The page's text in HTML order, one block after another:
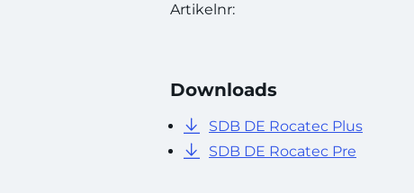
Artikelnr:
Downloads
SDB DE Rocatec Plus
SDB DE Rocatec Pre